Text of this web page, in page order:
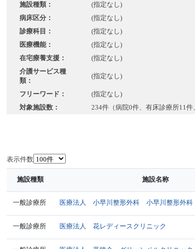
施設種類：
(指定なし)
病床区分：
(指定なし)
診療科目：
(指定なし)
医療機能：
(指定なし)
在宅療養支援：
(指定なし)
介護サービス種
類：
(指定なし)
フリーワード：
(指定なし)
対象施設数：
234件（病院0件、有床診療所11
表示件数
施設種類 施設名称
一般診療所 医療法人 小早川整形外科 小早川整形外科
一般診療所 医療法人 花レディースクリニック